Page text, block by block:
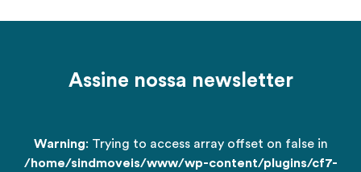
Assine nossa newsletter
Warning: Trying to access array offset on false in
/home/sindmoveis/www/wp-content/plugins/cf7-